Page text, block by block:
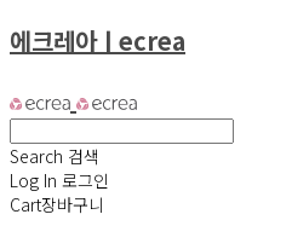
에크레아ㅣecrea
Search 검색
Log In 로그인
Cart장바구니